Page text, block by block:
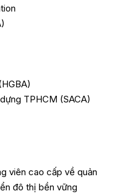
TPHCM (SACA)
viên cao cấp về quản
đô thị bền vững